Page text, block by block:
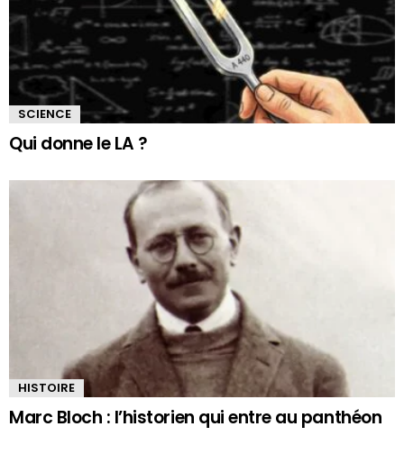
SCIENCE
Qui donne le LA ?
HISTOIRE
Marc Bloch : l’historien qui entre au panthéon